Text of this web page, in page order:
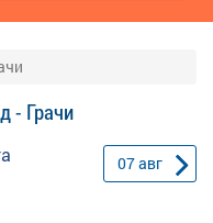
- Грачи
07авг